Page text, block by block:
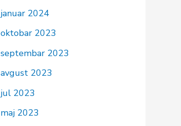
januar 2024
oktobar 2023
septembar 2023
avgust 2023
jul 2023
maj 2023